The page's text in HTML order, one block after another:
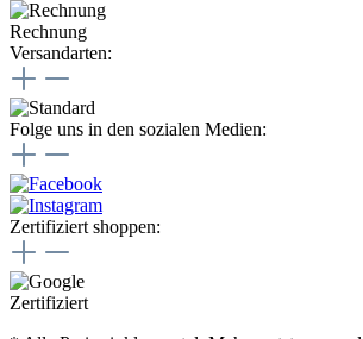
Rechnung
Versandarten:
Folge uns in den sozialen Medien:
Zertifiziert shoppen: